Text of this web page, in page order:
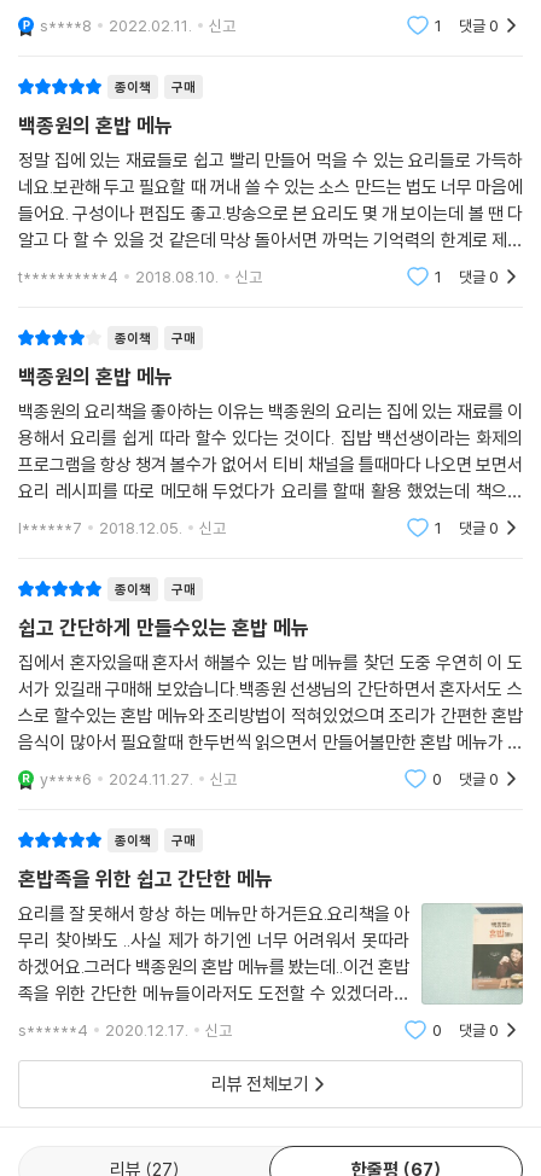
복잡한 과정 없이 만들 수 있고, 어떤 요리에도 요긴하게 사용할 수 있어 혼
밥족에게는 필수인 한국식매운소스는 청양고추의 매운맛을 즐기는 모든
든, 소시지볶음이나 떡볶이 같은 볶음 요리든, 매운맛을 추가하고 싶은 그
어디에나 활용 가능하다.
동남아식매운소스는 한국식매운소스와는 또 다른 풍미의 매운맛이다. 새
우향이 향긋하게 올라와 고소하면서도 이국적인 매운맛을 낸다. 밥에 넣고
볶으면 동남아 스타일의 볶음밥이 되고, 빵이나 과자에 곁들여도 훌륭한
간식이 된다. 동남아 음식을 좋아하는 혼밥족에게는 찰떡같은 만능소스다.
고추장과 돼지고기, 채소를 볶아서 만드는 볶음고추장소스는 고기에서 흘
러나온 육즙과 채소에서 나온 수분이 어우러져 마성의 감칠맛을 낸다. 각
종 밥 요리나 면 요리에 넣어 먹어도 맛있고, 찌개나 볶음 등에 양념으로 사
용해도 좋다. 보관 기간도 비교적 길기 때문에 혼밥족에게는 더할 나위 없
이 유용한 식탁의 해결사다.
수록 메뉴 모두 요리 과정이 간단하지만, 누구나 쉽게 따라할 수 있도록 최
대한 많은 과정 사진을 상세히 보여주고자 했다. 『백종원의 혼밥 메뉴』를
보자.
만든 요리책이다 손쉽고 간단하게 만들어 먹을 수 있는 메뉴들로 구성되어
있다 라면 덮밥
s****8 2022.02.11. 신고 1 댓글0
종이책 구매
백종원의 혼밥 메뉴
정말 집에 있는 재료들로 쉽고 빨리 만들어 먹을 수 있는 요리들로 가득하
네요.보관해 두고 필요할 때 꺼내 쓸 수 있는 소스 만드는 법도 너무 마음에
들어요. 구성이나 편집도 좋고.방송으로 본 요리도 몇 개 보이는데 볼 땐 다
알고 다 할 수 있을 것 같은데 막상 돌아서면 까먹는 기억력의 한계로 제대
로 기억하고 있는 것도 없었는데 다시 만나니 반갑다 너~^^제목처럼 칼로
t**********4 2018.08.10. 신고 1 댓글0
종이책 구매
백종원의 혼밥 메뉴
백종원의 요리책을 좋아하는 이유는 백종원의 요리는 집에 있는 재료를 이
용해서 요리를 쉽게 따라 할수 있다는 것이다. 집밥 백선생이라는 화제의
프로그램을 항상 챙겨 볼수가 없어서 티비 채널을 틀때마다 나오면 보면서
요리 레시피를 따로 메모해 두었다가 요리를 할때 활용 했었는데 책으로
나오니 책을 구입해서 필요할때마다 언제든지 레시피를 볼수있다는 것이
l******7 2018.12.05. 신고 1 댓글0
종이책 구매
쉽고 간단하게 만들수있는 혼밥 메뉴
집에서 혼자있을때 혼자서 해볼수 있는 밥 메뉴를 찾던 도중 우연히 이 도
서가 있길래 구매해 보았습니다.백종원 선생님의 간단하면서 혼자서도 스
스로 할수있는 혼밥 메뉴와 조리방법이 적혀있었으며 조리가 간편한 혼밥
음식이 많아서 필요할때 한두번씩 읽으면서 만들어볼만한 혼밥 메뉴가 담
긴 도서입니다.
y****6 2024.11.27. 신고 0 댓글0
종이책 구매
혼밥족을 위한 쉽고 간단한 메뉴
요리를 잘 못해서 항상 하는 메뉴만 하거든요.요리책을 아
무리 찾아봐도 ..사실 제가 하기엔 너무 어려워서 못따라
하겠어요.그러다 백종원의 혼밥 메뉴를 봤는데..이건 혼밥
족을 위한 간단한 메뉴들이라저도 도전할 수 있겠더라구
요 .저희집은 아이가 아직 어려서신랑이랑 저랑 먹기때문
s******4 2020.12.17. 신고 0 댓글0
리뷰 전체보기
리뷰 27 한줄평 67